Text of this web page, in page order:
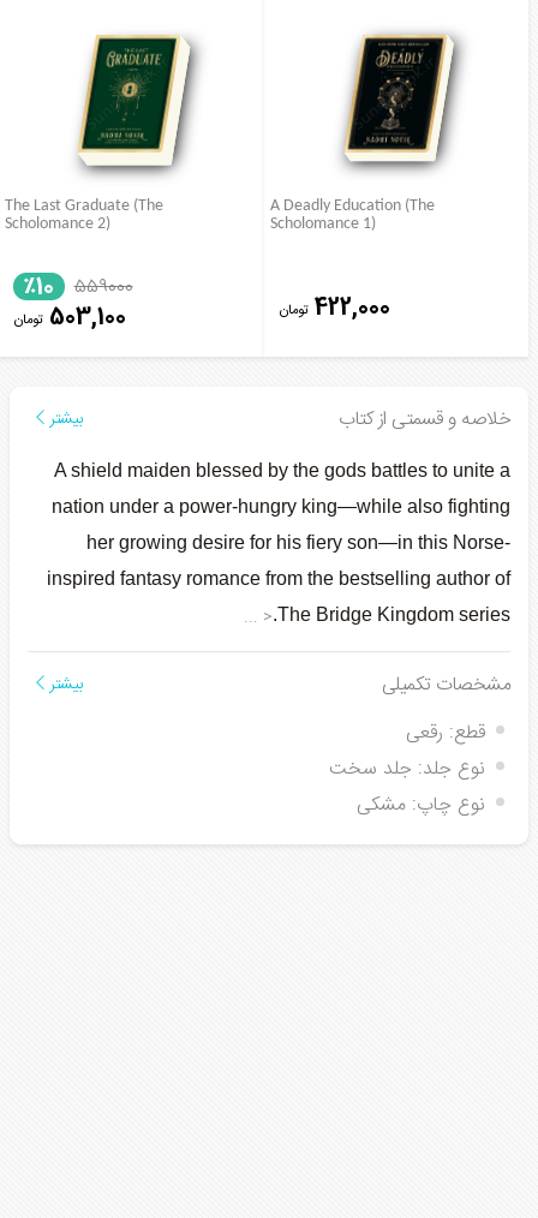
A Deadly Education (The
Scholomance 1)
422,000 تومان
The Last Graduate (The
Scholomance 2)
559000
٪10
503,100 تومان
خلاصه و قسمتی از کتاب بیشتر
A shield maiden blessed by the gods battles to unite a
nation under a power-hungry king—while also fighting
her growing desire for his fiery son—in this Norse-
inspired fantasy romance from the bestselling author of
The Bridge Kingdom series.
<
...
مشخصات تکمیلی بیشتر
قطع: رقعی
نوع جلد: جلد سخت
نوع چاپ: مشکی